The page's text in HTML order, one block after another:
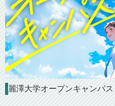
麗澤大学オープンキャンパス